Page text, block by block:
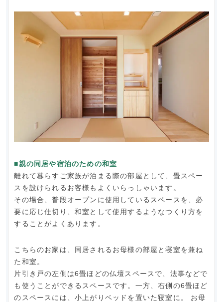
■親の同居や宿泊のための和室
離れて暮らすご家族が泊まる際の部屋として、畳スペー
スを設けられるお客様もよくいらっしゃいます。
その場合、普段オープンに使用しているスペースを、必
要に応じ仕切り、和室として使用するようなつくり方を
することがよくあります。
こちらのお家は、同居されるお母様の部屋と寝室を兼ね
た和室。
片引き戸の左側は6畳ほどの仏壇スペースで、法事などで
も使うことができるスペースです。一方、右側の6畳ほど
のスペースには、小上がりベッドを置いた寝室に。 お母